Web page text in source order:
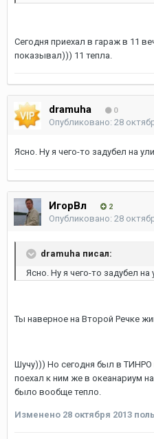
Сегодня приехал в гараж в 11
показывал))) 11 тепла.
dramuha 0
Опубликовано: 28
Ясно. Ну я чего-то задубел на
ИгорВл 2
Опубликовано: 28
dramuha писал:
Ясно. Ну я чего-то задубел
Ты наверное на Второй Речке
Шучу))) Но сегодня был в ТИНРО
поехал к ним же в океанариум
было вообще тепло.
Изменено 28 октября 2013